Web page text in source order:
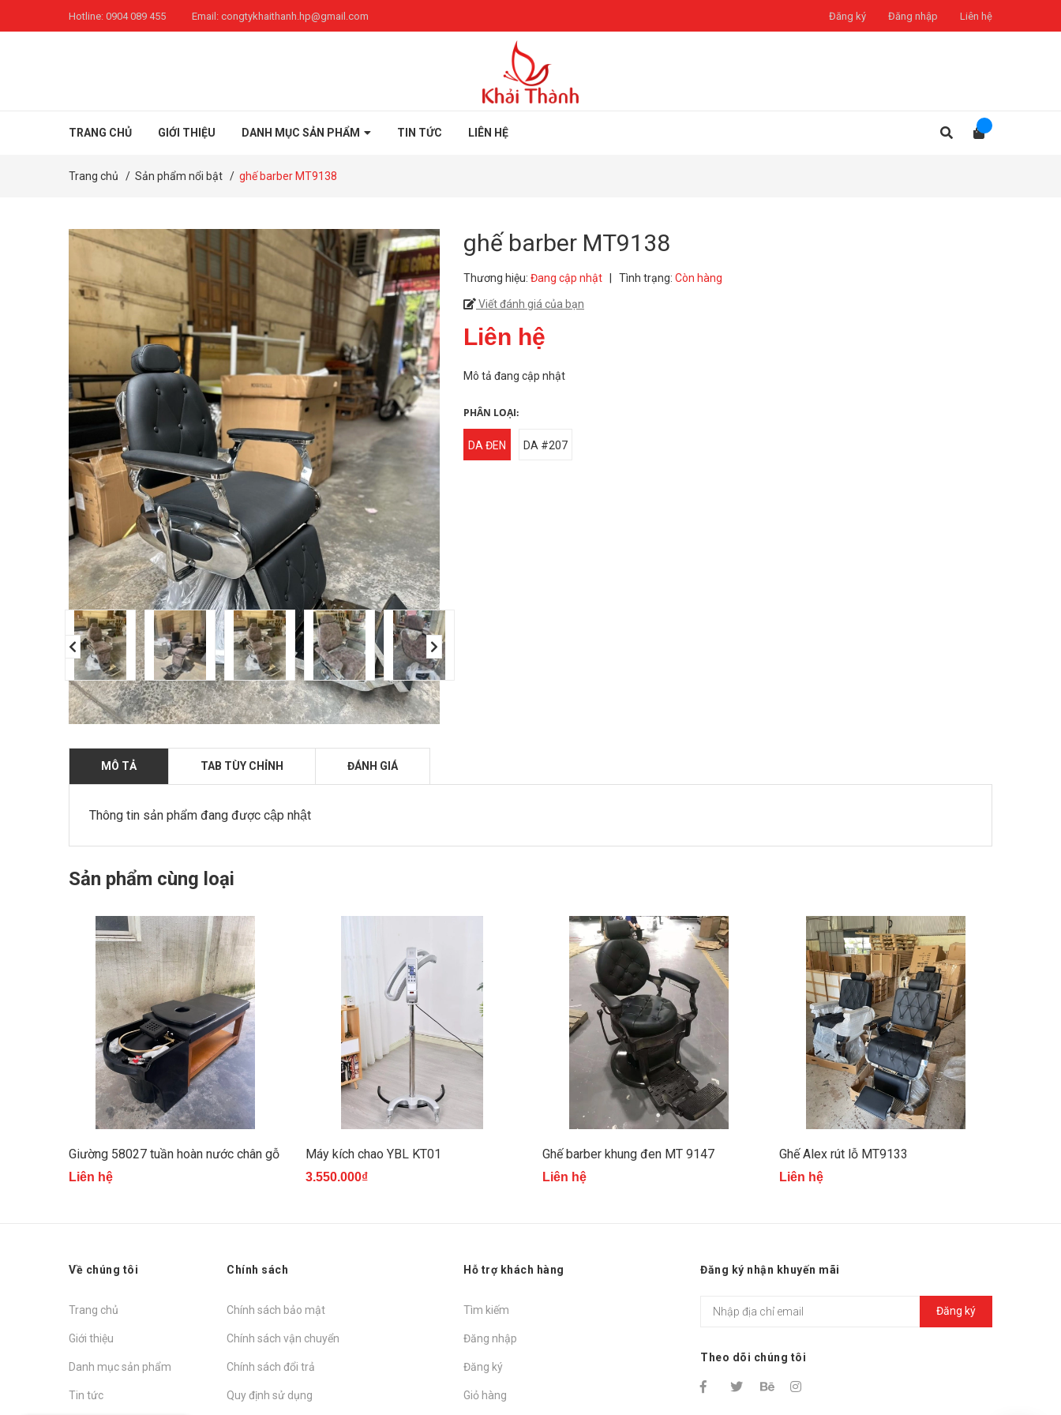
Hotline: 0904 089 455 Email: congtykhaithanh.hp@gmail.com Đăng ký Đăng nhập Liên hệ
TRANG CHỦ GIỚI THIỆU DANH MỤC SẢN PHẨM TIN TỨC LIÊN HỆ
Trang chủ / Sản phẩm nổi bật / ghế barber MT9138
ghế barber MT9138
Thương hiệu: Đang cập nhật Tình trạng: Còn hàng
Viết đánh giá của bạn
Liên hệ
Mô tả đang cập nhật
PHÂN LOẠI:
DA ĐEN DA #207
MÔ TẢ TAB TÙY CHỈNH ĐÁNH GIÁ
Thông tin sản phẩm đang được cập nhật
Sản phẩm cùng loại
Giường 58027 tuần hoàn nước chân gỗ
Liên hệ
Máy kích chao YBL KT01
3.550.000₫
Ghế barber khung đen MT 9147
Liên hệ
Ghế Alex rút lỗ MT9133
Liên hệ
Về chúng tôi
Trang chủ
Giới thiệu
Danh mục sản phẩm
Tin tức
Chính sách
Chính sách bảo mật
Chính sách vận chuyển
Chính sách đổi trả
Quy định sử dụng
Hỗ trợ khách hàng
Tìm kiếm
Đăng nhập
Đăng ký
Giỏ hàng
Đăng ký nhận khuyến mãi
Đăng ký
Theo dõi chúng tôi